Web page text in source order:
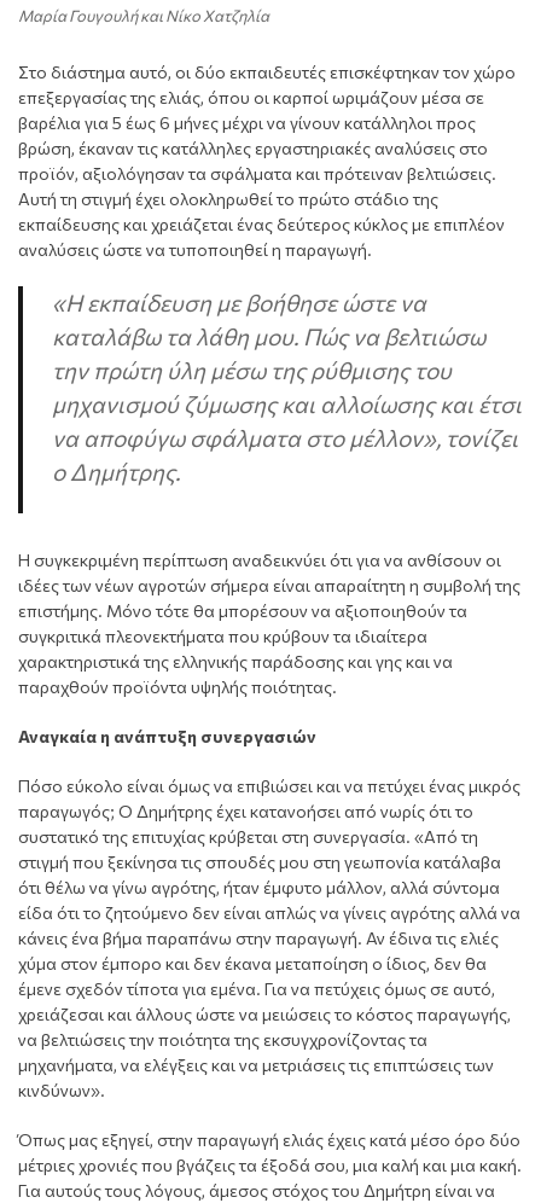
Μαρία Γουγουλή και Νίκο Χατζηλία
Στο διάστημα αυτό, οι δύο εκπαιδευτές επισκέφτηκαν τον χώρο
επεξεργασίας της ελιάς, όπου οι καρποί ωριμάζουν μέσα σε
βαρέλια για 5 έως 6 μήνες μέχρι να γίνουν κατάλληλοι προς
βρώση, έκαναν τις κατάλληλες εργαστηριακές αναλύσεις στο
προϊόν, αξιολόγησαν τα σφάλματα και πρότειναν βελτιώσεις.
Αυτή τη στιγμή έχει ολοκληρωθεί το πρώτο στάδιο της
εκπαίδευσης και χρειάζεται ένας δεύτερος κύκλος με επιπλέον
αναλύσεις ώστε να τυποποιηθεί η παραγωγή.
«Η εκπαίδευση με βοήθησε ώστε να
καταλάβω τα λάθη μου. Πώς να βελτιώσω
την πρώτη ύλη μέσω της ρύθμισης του
μηχανισμού ζύμωσης και αλλοίωσης και έτσι
να αποφύγω σφάλματα στο μέλλον», τονίζει
ο Δημήτρης.
Η συγκεκριμένη περίπτωση αναδεικνύει ότι για να ανθίσουν οι
ιδέες των νέων αγροτών σήμερα είναι απαραίτητη η συμβολή της
επιστήμης. Μόνο τότε θα μπορέσουν να αξιοποιηθούν τα
συγκριτικά πλεονεκτήματα που κρύβουν τα ιδιαίτερα
χαρακτηριστικά της ελληνικής παράδοσης και γης και να
παραχθούν προϊόντα υψηλής ποιότητας.
Αναγκαία η ανάπτυξη συνεργασιών
Πόσο εύκολο είναι όμως να επιβιώσει και να πετύχει ένας μικρός
παραγωγός; Ο Δημήτρης έχει κατανοήσει από νωρίς ότι το
συστατικό της επιτυχίας κρύβεται στη συνεργασία. «Από τη
στιγμή που ξεκίνησα τις σπουδές μου στη γεωπονία κατάλαβα
ότι θέλω να γίνω αγρότης, ήταν έμφυτο μάλλον, αλλά σύντομα
είδα ότι το ζητούμενο δεν είναι απλώς να γίνεις αγρότης αλλά να
κάνεις ένα βήμα παραπάνω στην παραγωγή. Αν έδινα τις ελιές
χύμα στον έμπορο και δεν έκανα μεταποίηση ο ίδιος, δεν θα
έμενε σχεδόν τίποτα για εμένα. Για να πετύχεις όμως σε αυτό,
χρειάζεσαι και άλλους ώστε να μειώσεις το κόστος παραγωγής,
να βελτιώσεις την ποιότητα της εκσυγχρονίζοντας τα
μηχανήματα, να ελέγξεις και να μετριάσεις τις επιπτώσεις των
κινδύνων».
Όπως μας εξηγεί, στην παραγωγή ελιάς έχεις κατά μέσο όρο δύο
μέτριες χρονιές που βγάζεις τα έξοδά σου, μια καλή και μια κακή.
Για αυτούς τους λόγους, άμεσος στόχος του Δημήτρη είναι να